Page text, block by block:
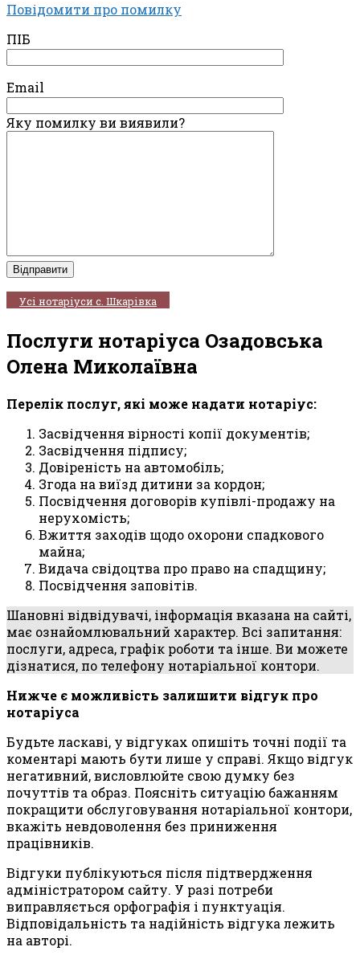
Повідомити про помилку
ПІБ
Email
Яку помилку ви виявили?
Усі нотаріуси с. Шкарівка
Послуги нотаріуса Озадовська
Олена Миколаївна
Перелік послуг, які може надати нотаріус:
Засвідчення вірності копії документів;
Засвідчення підпису;
Довіреність на автомобіль;
Згода на виїзд дитини за кордон;
Посвідчення договорів купівлі-продажу на
нерухомість;
Вжиття заходів щодо охорони спадкового
майна;
Видача свідоцтва про право на спадщину;
Посвідчення заповітів.
Шановні відвідувачі, інформація вказана на сайті,
має ознайомлювальний характер. Всі запитання:
послуги, адреса, графік роботи та інше. Ви можете
дізнатися, по телефону нотаріальної контори.
Нижче є можливість залишити відгук про
нотаріуса
Будьте ласкаві, у відгуках опишіть точні події та
коментарі мають бути лише у справі. Якщо відгук
негативний, висловлюйте свою думку без
почуттів та образ. Поясніть ситуацію бажанням
покращити обслуговування нотаріальної контори,
вкажіть невдоволення без приниження
працівників.
Відгуки публікуються після підтвердження
адміністратором сайту. У разі потреби
виправляється орфографія і пунктуація.
Відповідальність та надійність відгука лежить
на авторі.